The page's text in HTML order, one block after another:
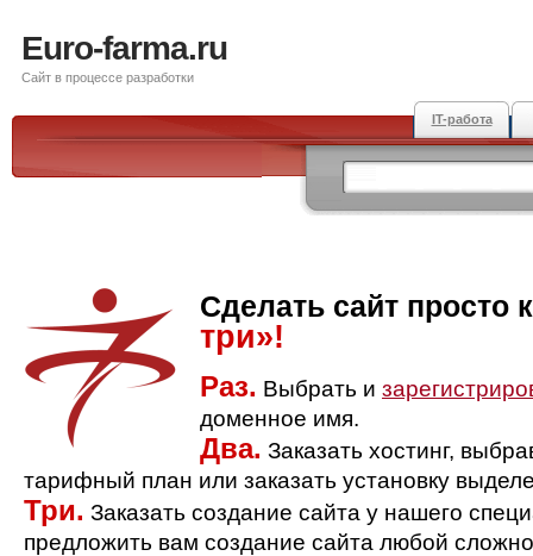
Euro-farma.ru
Сайт в процессе разработки
IT-работа
Сделать сайт просто
три»!
Раз. Выбрать и
доменное имя.
Два. Заказать хостинг,
тарифный план или заказать установку
Три. Заказать создание сайта у нашего
предложить вам создание сайта любой